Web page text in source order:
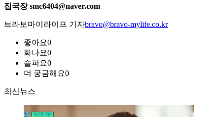
집국장 smc6404@naver.com
브라보마이라이프 기자bravo@bravo-mylife.co.kr
좋아요0
화나요0
슬퍼요0
더 궁금해요0
최신뉴스